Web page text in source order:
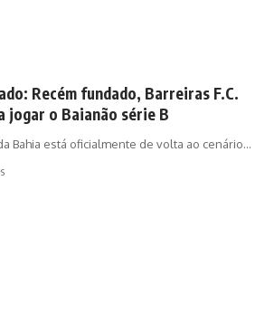
Recém fundado, Barreiras F.C.
jogar o Baianão série B
Bahia está oficialmente de volta ao cenário…